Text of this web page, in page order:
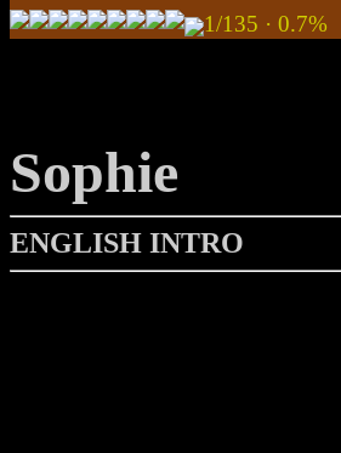
1/135 · 0.7%
Sophie
ENGLISH INTRO